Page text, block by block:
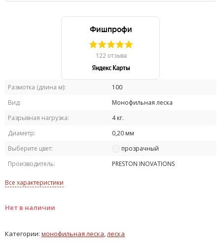
Размотка (длина м):
100
Вид:
Монофильная леска
Разрывная нагрузка:
4 кг.
Диаметр:
0,20 мм
Выберите цвет:
прозрачный
Производитель:
PRESTON INOVATIONS
Все характеристики
Нет в наличии
Категории: монофильная леска,леска